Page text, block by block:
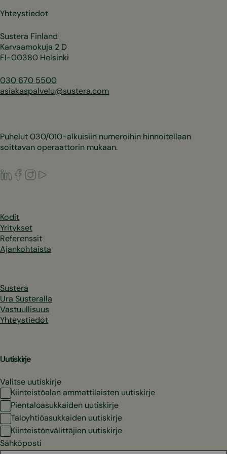
Yhteystiedot
Sustera Finland
Karvaamokuja 2 D
FI-00380 Helsinki
030 670 5500
asiakaspalvelu@sustera.com
Puhelut 030/010-alkuisiin numeroihin hinnoitellaan
soittavan operaattorin mukaan.
LinkedIn
Facebook
Instagram
Kodit
Yritykset
Referenssit
Ajankohtaista
Sustera
Ura Susteralla
Vastuullisuus
Yhteystiedot
Uutiskirje
Valitse uutiskirje
Kiinteistöalan ammattilaisten uutiskirje
Pientaloasukkaiden uutiskirje
Taloyhtiöasukkaiden uutiskirje
Kiinteistönvälittäjien uutiskirje
Sähköposti